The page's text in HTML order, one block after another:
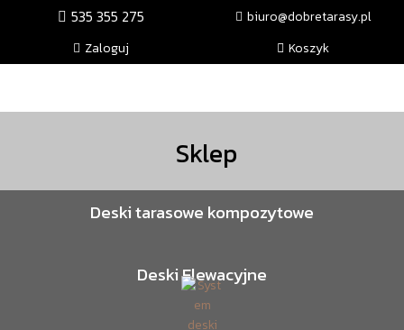
535 355 275
biuro@dobretarasy.pl
Zaloguj
Koszyk
Sklep
Deski tarasowe kompozytowe
Deski Elewacyjne